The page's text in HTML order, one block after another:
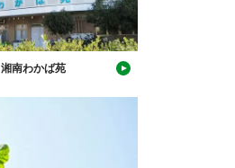
湘南わかば苑